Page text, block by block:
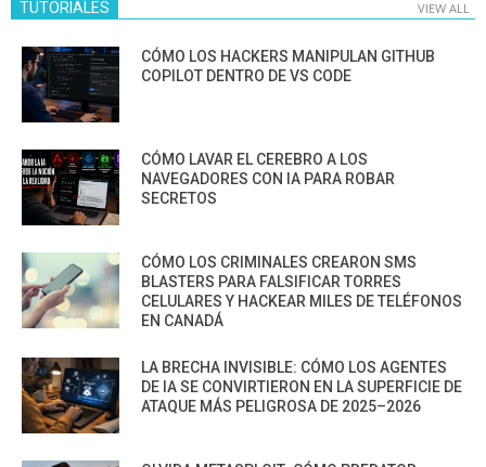
TUTORIALES VIEW ALL
CÓMO LOS HACKERS MANIPULAN GITHUB
COPILOT DENTRO DE VS CODE
CÓMO LAVAR EL CEREBRO A LOS
NAVEGADORES CON IA PARA ROBAR
SECRETOS
CÓMO LOS CRIMINALES CREARON SMS
BLASTERS PARA FALSIFICAR TORRES
CELULARES Y HACKEAR MILES DE TELÉFONOS
EN CANADÁ
LA BRECHA INVISIBLE: CÓMO LOS AGENTES
DE IA SE CONVIRTIERON EN LA SUPERFICIE DE
ATAQUE MÁS PELIGROSA DE 2025–2026